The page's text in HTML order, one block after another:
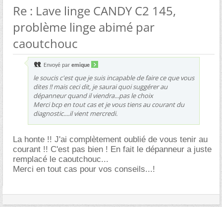
Re : Lave linge CANDY C2 145,
problème linge abimé par
caoutchouc
Envoyé par emique
le soucis c'est que je suis incapable de faire ce que vous
dites !! mais ceci dit, je saurai quoi suggérer au
dépanneur quand il viendra...pas le choix
Merci bcp en tout cas et je vous tiens au courant du
diagnostic....il vient mercredi.
La honte !! J'ai complètement oublié de vous tenir au
courant !! C'est pas bien ! En fait le dépanneur a juste
remplacé le caoutchouc...
Merci en tout cas pour vos conseils...!